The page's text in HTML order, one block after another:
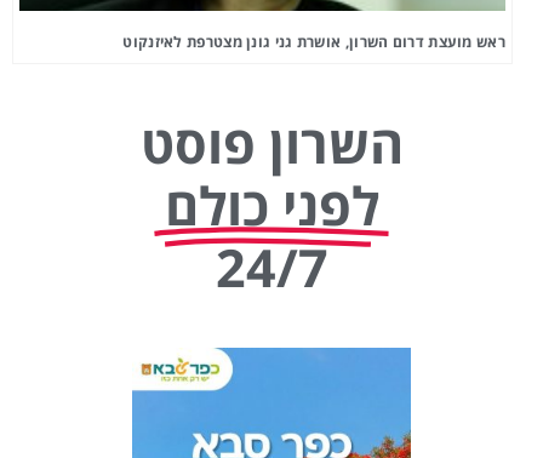
ראש מועצת דרום השרון, אושרת גני גונן מצטרפת לאיזנקוט
השרון פוסט
לפני כולם
24/7